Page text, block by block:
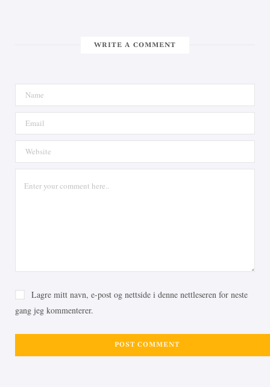
WRITE A COMMENT
Lagre mitt navn, e-post og nettside i denne nettleseren for neste
gang jeg kommenterer.